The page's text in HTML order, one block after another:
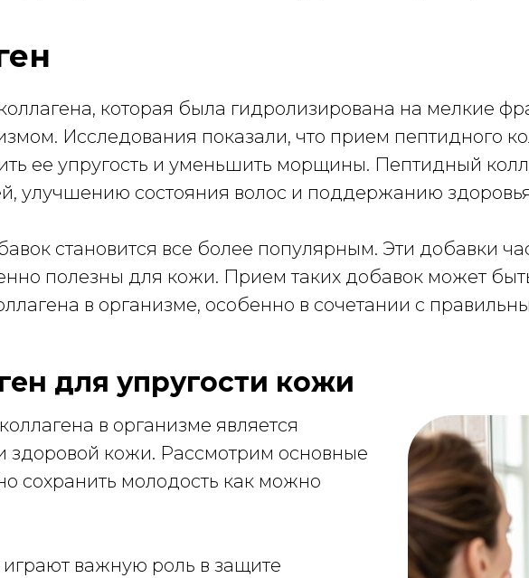
которая была гидролизирована на мелкие
Исследования показали, что прием пептидного
ее упругость и уменьшить морщины. Пептидный
улучшению состояния волос и поддержанию здоровья
становится все более популярным. Эти добавки
полезны для кожи. Прием таких добавок может
в организме, особенно в сочетании с
для упругости кожи
в организме является
здоровой кожи. Рассмотрим основные
сохранить молодость как можно
важную роль в защите